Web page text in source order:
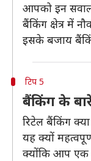
आपको इन
बैंकिंग क्षेत्र में
इसके बजाय
टिप 5
बैंकिंग के
रिटेल बैंकिंग
यह क्यों
क्योंकि आप एक